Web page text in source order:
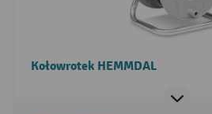
Kołowrotek HEMMDAL